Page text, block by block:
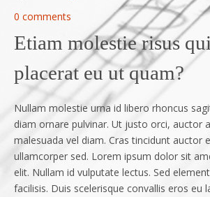
0 comments
Etiam molestie risus
placerat eu ut quam?
Nullam molestie urna id libero rhoncus
diam ornare pulvinar. Ut justo orci, auctor
malesuada vel diam. Cras tincidunt auctor
ullamcorper sed. Lorem ipsum dolor sit
elit. Nullam id vulputate lectus. Sed
facilisis. Duis scelerisque convallis eros eu